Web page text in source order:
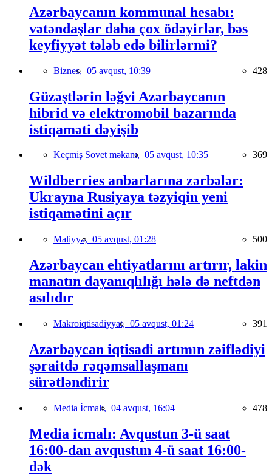
Azərbaycanın kommunal hesabı:
vətəndaşlar daha çox ödəyirlər, bəs
keyfiyyət tələb edə bilirlərmi?
Biznes, 05 avqust, 10:39 428
Güzəştlərin ləğvi Azərbaycanın
hibrid və elektromobil bazarında
istiqaməti dəyişib
Keçmiş Sovet məkanı, 05 avqust, 10:35 369
Wildberries anbarlarına zərbələr:
Ukrayna Rusiyaya təzyiqin yeni
istiqamətini açır
Maliyyə, 05 avqust, 01:28 500
Azərbaycan ehtiyatlarını artırır, lakin
manatın dayanıqlılığı hələ də neftdən
asılıdır
Makroiqtisadiyyat, 05 avqust, 01:24 391
Azərbaycan iqtisadi artımın zəiflədiyi
şəraitdə rəqəmsallaşmanı
sürətləndirir
Media İcmalı, 04 avqust, 16:04 478
Media icmalı: Avqustun 3-ü saat
16:00-dan avqustun 4-ü saat 16:00-
dək